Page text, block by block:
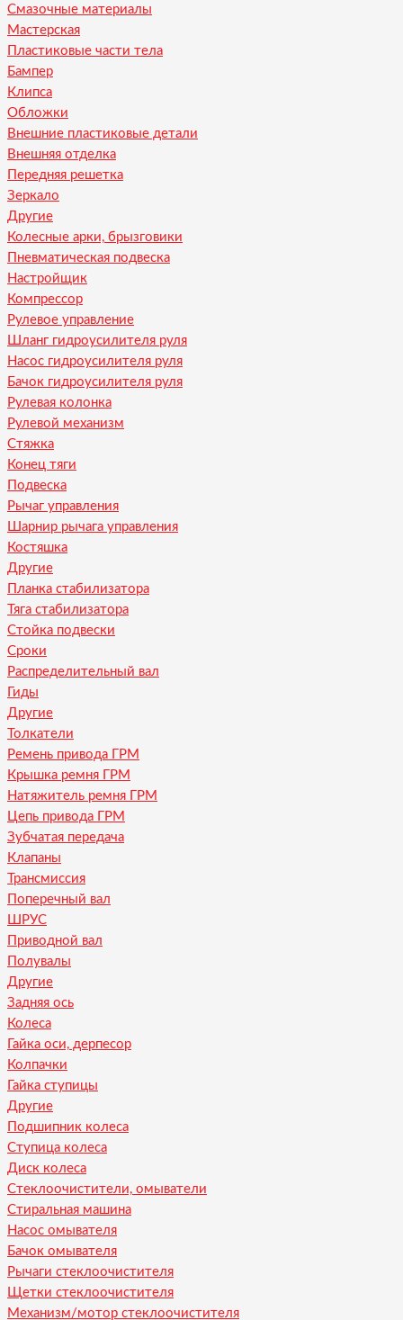
Смазочные материалы
Мастерская
Пластиковые части тела
Бампер
Клипса
Обложки
Внешние пластиковые детали
Внешняя отделка
Передняя решетка
Зеркало
Другие
Колесные арки, брызговики
Пневматическая подвеска
Настройщик
Компрессор
Рулевое управление
Шланг гидроусилителя руля
Насос гидроусилителя руля
Бачок гидроусилителя руля
Рулевая колонка
Рулевой механизм
Стяжка
Конец тяги
Подвеска
Рычаг управления
Шарнир рычага управления
Костяшка
Другие
Планка стабилизатора
Тяга стабилизатора
Стойка подвески
Сроки
Распределительный вал
Гиды
Другие
Толкатели
Ремень привода ГРМ
Крышка ремня ГРМ
Натяжитель ремня ГРМ
Цепь привода ГРМ
Зубчатая передача
Клапаны
Трансмиссия
Поперечный вал
ШРУС
Приводной вал
Полувалы
Другие
Задняя ось
Колеса
Гайка оси, дерпесор
Колпачки
Гайка ступицы
Другие
Подшипник колеса
Ступица колеса
Диск колеса
Стеклоочистители, омыватели
Стиральная машина
Насос омывателя
Бачок омывателя
Рычаги стеклоочистителя
Щетки стеклоочистителя
Механизм/мотор стеклоочистителя